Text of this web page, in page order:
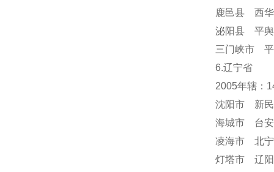
鹿邑县 西
泌阳县 平
三门峡市
6.辽宁省
2005年辖：
沈阳市 新
海城市 台
凌海市 北
灯塔市 辽